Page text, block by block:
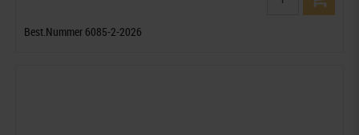
Best.Nummer 6085-2-2026